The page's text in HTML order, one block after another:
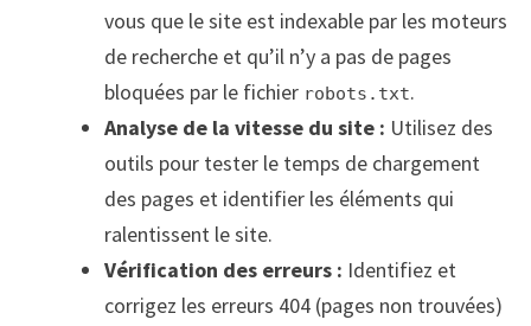
vous que le site est indexable par les moteurs
de recherche et qu’il n’y a pas de pages
bloquées par le fichier robots.txt.
Analyse de la vitesse du site : Utilisez des
outils pour tester le temps de chargement
des pages et identifier les éléments qui
ralentissent le site.
Vérification des erreurs : Identifiez et
corrigez les erreurs 404 (pages non trouvées)